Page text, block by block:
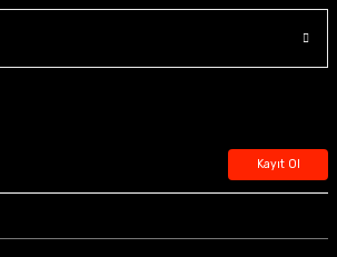
Kayıt Ol